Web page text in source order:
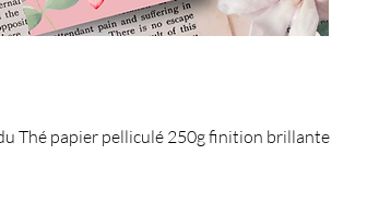
Thé papier pelliculé 250g finition brillante